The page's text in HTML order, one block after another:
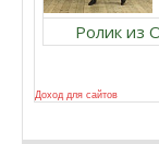
Ролик из
Доход для сайтов